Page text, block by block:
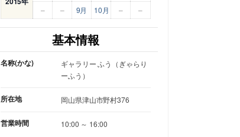
–
– 9月 10月 – –
基本情報
名称(かな)
ギャラリー ふう（ぎゃらり
ーふう）
所在地 岡山県津山市野村376
営業時間
10:00 ～ 16:00